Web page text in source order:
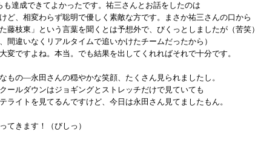
も達成できてよかったです。祐三さんとお話をしたのは
ど、相変わらず聡明で優しく素敵な方です。まさか祐三さんの口から
藤枝東」という言葉を聞くとは予想外で、びくっとしましたが（苦笑）
間違いなくリアルタイムで追いかけたチームだったから）
変ですよね。本当。でも結果を出してくれればそれで十分です。
もの―永田さんの穏やかな笑顔、たくさん見られましたし。
ールダウンはジョギングとストレッチだけで見ていても
ライトを見てるんですけど、今日は永田さん見てましたもん。
てきます！（びしっ）